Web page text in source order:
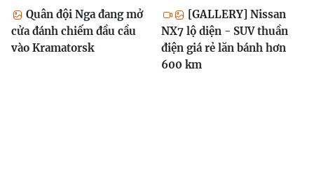
Quân đội Nga đang mở
cửa đánh chiếm đầu cầu
vào Kramatorsk
[GALLERY] Nissan
NX7 lộ diện - SUV thuần
điện giá rẻ lăn bánh hơn
600 km